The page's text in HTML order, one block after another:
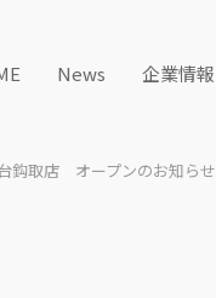
News 企業情報
鈎取店 オープンのお知らせ